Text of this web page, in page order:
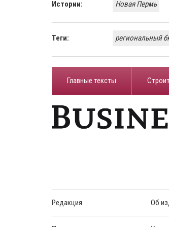
Истории: Новая Пермь
Теги: региональный
Главные тексты
Редакция Об